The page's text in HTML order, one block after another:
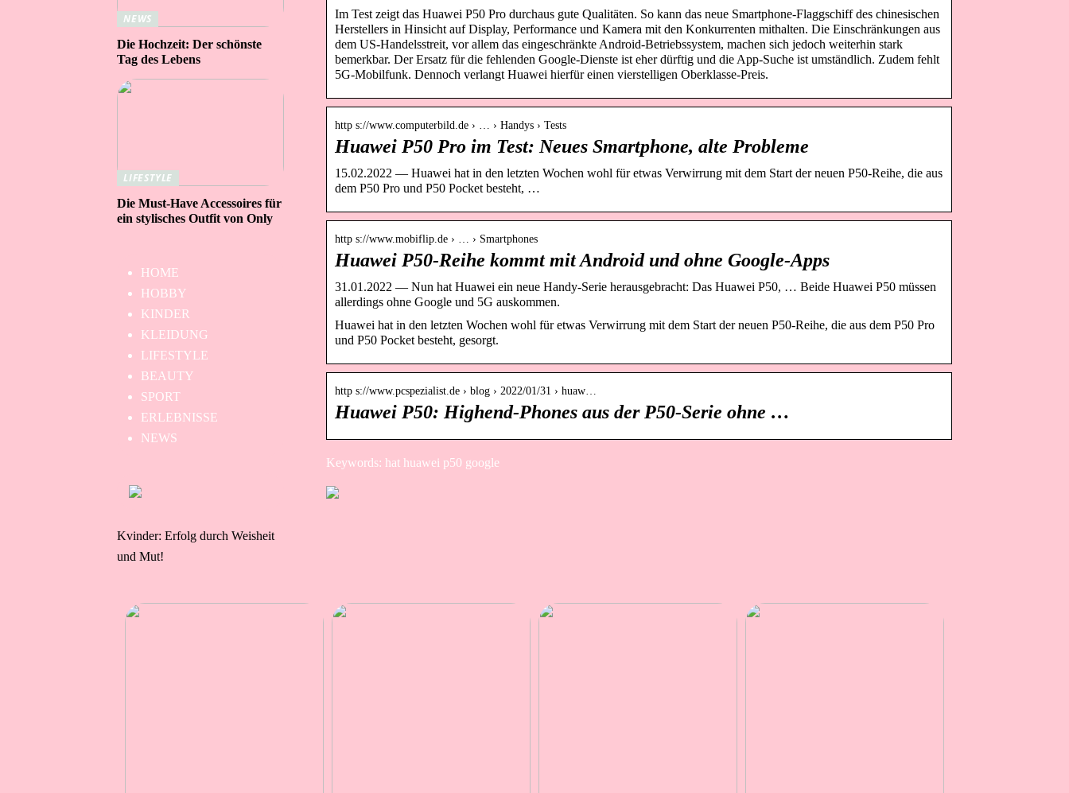
Im Test zeigt das Huawei P50 Pro durchaus gute Qualitäten. So kann das neue Smartphone-Flaggschiff des chinesischen
Herstellers in Hinsicht auf Display, Performance und Kamera mit den Konkurrenten mithalten. Die Einschränkungen aus
dem US-Handelsstreit, vor allem das eingeschränkte Android-Betriebssystem, machen sich jedoch weiterhin stark
bemerkbar. Der Ersatz für die fehlenden Google-Dienste ist eher dürftig und die App-Suche ist umständlich. Zudem fehlt
5G-Mobilfunk. Dennoch verlangt Huawei hierfür einen vierstelligen Oberklasse-Preis.
http s://www.computerbild.de › … › Handys › Tests
Huawei P50 Pro im Test: Neues Smartphone, alte Probleme
15.02.2022 — Huawei hat in den letzten Wochen wohl für etwas Verwirrung mit dem Start der neuen P50-Reihe, die aus
dem P50 Pro und P50 Pocket besteht, …
http s://www.mobiflip.de › … › Smartphones
Huawei P50-Reihe kommt mit Android und ohne Google-Apps
31.01.2022 — Nun hat Huawei ein neue Handy-Serie herausgebracht: Das Huawei P50, … Beide Huawei P50 müssen
allerdings ohne Google und 5G auskommen.
Huawei hat in den letzten Wochen wohl für etwas Verwirrung mit dem Start der neuen P50-Reihe, die aus dem P50 Pro
und P50 Pocket besteht, gesorgt.
http s://www.pcspezialist.de › blog › 2022/01/31 › huaw…
Huawei P50: Highend-Phones aus der P50-Serie ohne …
Keywords: hat huawei p50 google
NEWS
Die Hochzeit: Der schönste
Tag des Lebens
LIFESTYLE
Die Must-Have Accessoires für
ein stylisches Outfit von Only
HOME
HOBBY
KINDER
KLEIDUNG
LIFESTYLE
BEAUTY
SPORT
ERLEBNISSE
NEWS
Kvinder: Erfolg durch Weisheit
und Mut!